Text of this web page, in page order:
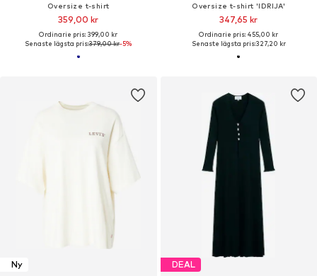
Oversize t-shirt
359,00 kr
Ordinarie pris: 399,00 kr
Senaste lägsta pris:379,00 kr-5%
Oversize t-shirt 'IDRIJA'
347,65 kr
Ordinarie pris: 455,00 kr
Senaste lägsta pris:327,20 kr
Ny DEAL